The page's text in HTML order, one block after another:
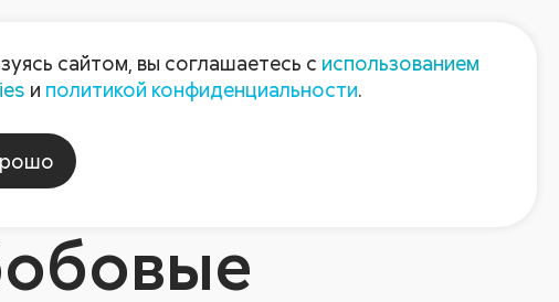
Пресс-центр Контакты
Компания
сайтом, вы соглашаетесь с использованием
и политикой конфиденциальности.